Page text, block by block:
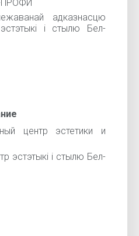
ПРОФИ
адказнасцю
і стылю Бел-
центр эстетики и
эстэтыкі і стылю Бел-